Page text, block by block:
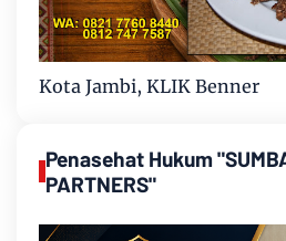
Kota Jambi, KLIK Benner
Penasehat Hukum
PARTNERS"